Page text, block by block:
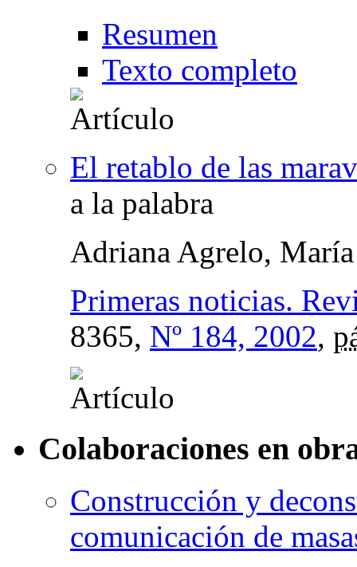
Resumen
Texto completo
El retablo de las
a la palabra
Adriana Agrelo,
Primeras noticias.
8365, Nº 184, 2002,
Colaboraciones en
Construcción y
comunicación de